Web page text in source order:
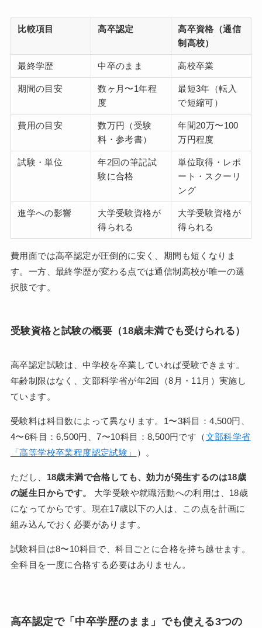
比較項目 高卒認定
高卒資格（通信
制高校）
最終学歴 中卒のまま 高校卒業
期間の目安
数ヶ月〜1年程
度
最短3年（転入
で短縮可）
費用の目安
数万円（受験
料・参考書）
年間20万〜100
万円程度
試験・単位
年2回の筆記試
験に合格
単位取得・レポ
ート・スクーリ
ング
進学への影響
大学受験資格が
得られる
大学受験資格が
得られる
費用面では高卒認定が圧倒的に安く、期間も短くなりま
す。一方、最終学歴が変わる点では通信制高校が唯一の選
択肢です。
受験資格と試験の概要（18歳未満でも受けられる）
高卒認定試験は、中学校を卒業していれば受験できます。
年齢制限はなく、文部科学省が年2回（8月・11月）実施し
ています。
受験料は科目数によって異なります。1〜3科目：4,500円、
4〜6科目：6,500円、7〜10科目：8,500円です（文部科学省
「高等学校卒業程度認定試験」
）。
ただし、 18歳未満で合格しても、効力が発生するのは18歳
の誕生日からです。
大学受験や就職活動への利用は、18歳
になってからです。現在17歳以下の人は、この点を計画に
組み込んでおく必要があります。
試験科目は8〜10科目で、科目ごとに合格を持ち越せます。
全科目を一度に合格する必要はありません。
高卒認定で「中卒学歴のまま」でも使える3つの